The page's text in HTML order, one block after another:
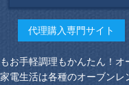
代理購入専門サイト
お手軽調理もかんたん！オ
電生活は各種のオーブンレ